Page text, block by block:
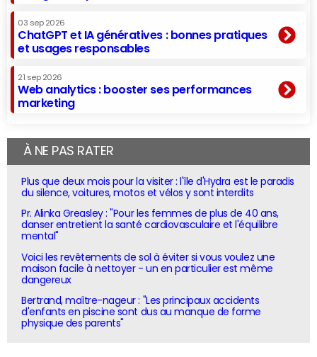
03 sep 2026
ChatGPT et IA génératives : bonnes pratiques
et usages responsables
21 sep 2026
Web analytics : booster ses performances
marketing
À NE PAS RATER
Plus que deux mois pour la visiter : l'île d'Hydra est le paradis
du silence, voitures, motos et vélos y sont interdits
Pr. Alinka Greasley : "Pour les femmes de plus de 40 ans,
danser entretient la santé cardiovasculaire et l'équilibre
mental"
Voici les revêtements de sol à éviter si vous voulez une
maison facile à nettoyer - un en particulier est même
dangereux
Bertrand, maître-nageur : "Les principaux accidents
d'enfants en piscine sont dus au manque de forme
physique des parents"